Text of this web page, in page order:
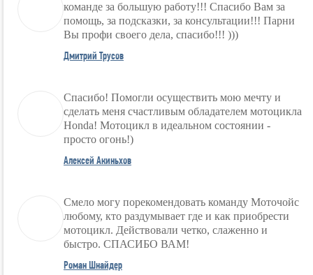
команде за большую работу!!! Спасибо Вам за
помощь, за подсказки, за консультации!!! Парни
Вы профи своего дела, спасибо!!! )))
Дмитрий Трусов
Спасибо! Помогли осуществить мою мечту и
сделать меня счастливым обладателем мотоцикла
Honda! Мотоцикл в идеальном состоянии -
просто огонь!)
Алексей Акиньхов
Смело могу порекомендовать команду Моточойс
любому, кто раздумывает где и как приобрести
мотоцикл. Действовали четко, слаженно и
быстро. СПАСИБО ВАМ!
Роман Шнайдер